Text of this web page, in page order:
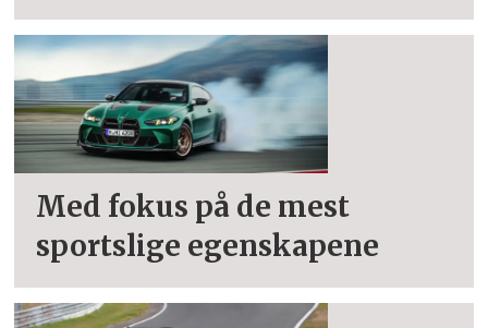
Med fokus på de mest
sportslige egenskapene